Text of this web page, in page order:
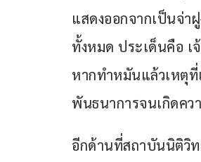
แสดงออกจากเป็นจ่
ทั้งหมด ประเด็นคือ เ
หากทำหมันแล้วเหตุ
พันธนาการจนเกิดคว
อีกด้านที่สถาบันนิติวิ